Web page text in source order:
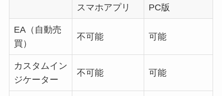
スマホアプリ PC版
EA（自動売
買）
不可能 可能
カスタムイン
ジケーター
不可能 可能